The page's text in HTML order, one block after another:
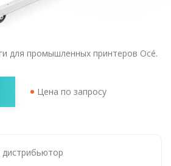
для промышленных принтеров Océ.
Цена по запросу